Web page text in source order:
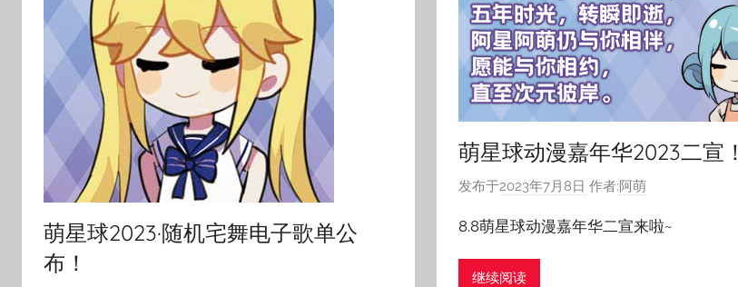
萌星球2023·随机宅舞电子歌单公
布！
萌星球动漫嘉年华2023二宣！
发布于2023年7月8日 作者:阿萌
8.8萌星球动漫嘉年华二宣来啦~
继续阅读